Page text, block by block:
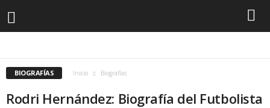
BIOGRAFÍAS Inicio Biografías
Rodri Hernández: Biografía del Futbolista